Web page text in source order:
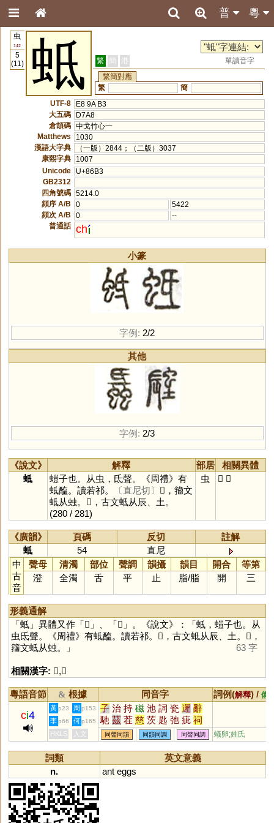
粵
普
虫
142
5
(11)
蚳 繁 簡 港
單讀音字
繁簡對應
繁
簡
UTF-8
E8 9A B3
大五碼
D7A8
倉頡碼 中戈竹心一
Matthews
1030
漢語大字典
（一版）2844；（二版）3037
康熙字典
1007
Unicode
U+86B3
GB2312
四角號碼 5214.0
頻序 A/B
0
5422
頻次 A/B
0
--
普通話 ch
小篆
字例: 2/2
其他
字例: 2/3
《說文》 解釋 部居
相關異體
蚳
螘子也。从虫，氐聲。《周禮》有
蚳醢。讀若祁。
〔直尼切〕
𧐏，籀文
蚳从䖵。𨑉，古文蚳从辰、土。
(280 / 281)
虫 𧐏 𨑉
《廣韻》 頁碼 反切
註解
蚳
54
直尼
中
古
音
聲母 清濁 部位 聲調 韻攝 韻目 開合
等第
澄
全濁 舌 平 止 脂/脂 開 三
形義通解
「蚳」異體又作「𨑉 」、「𧎪 」。《說文》：「蚳，螘子也。从
虫氐聲。《周禮》有蚳醢。讀若祁。𨑉，古文蚳从辰、土。𧎪，
籒文蚳从䖵。」
63 字
相關漢字: 𨑉,𧎪
粵語音節 & 根據 同音字 詞例(解釋) / 備
ci4
黃 p23 周 p153 子 治 持 磁 池 詞 瓷 遲 辭
馳 茲 茬 慈 茨 匙 弛 疵 祠
踶 訾 臍 薺 泜 踟 餈 茈 鶿
墀 茌 沶 坻 荎 箈 箎 篪 薋
漦 濨 澬 歭 徲 嬨 柌 貾 跢
迡 謘 鈶
李 p66 何 p165
HKLS 人文 同聲同韻 同韻同調 同聲同調 蟻卵;姓氏
詞類
英文意義
n.
ant eggs